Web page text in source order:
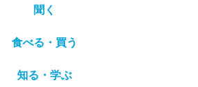
聞く
食べる・買う
知る・学ぶ